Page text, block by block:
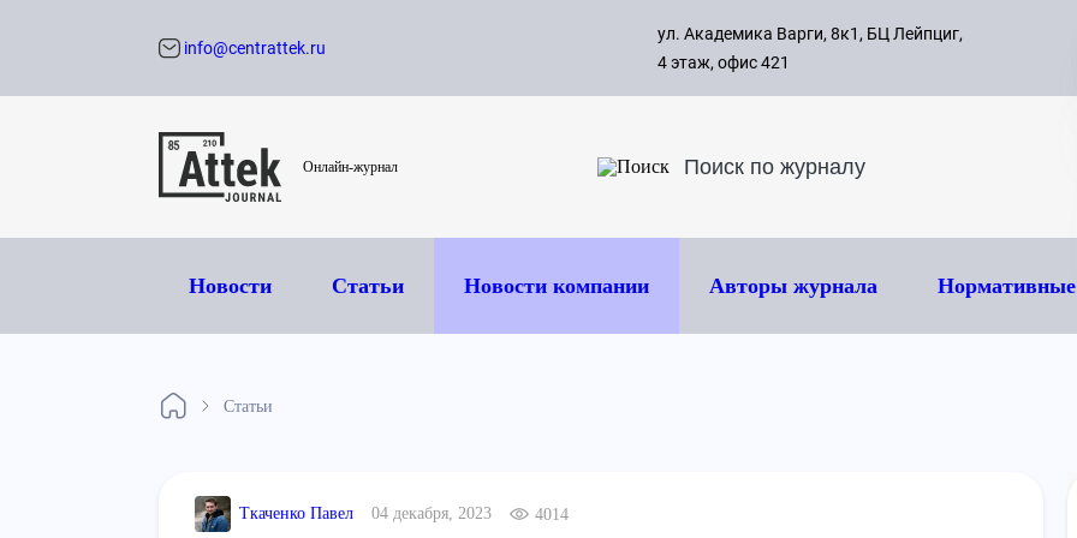
с 09:00
8 495
info@centrattek.ru
ул. Академика Варги, 8к1, БЦ Лейпциг,
4 этаж, офис 421
Онлайн-журнал
Новости Статьи Новости компании Авторы журнала
Статьи
Ткаченко Павел 04 декабря, 2023 4014